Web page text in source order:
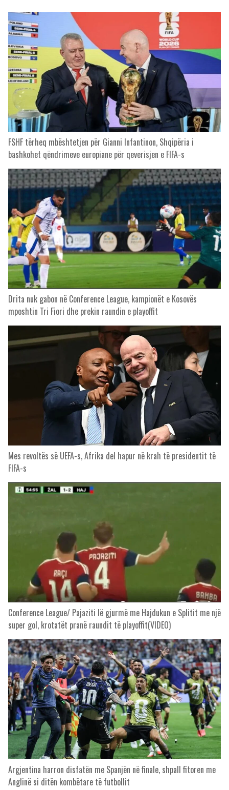
FSHF tërheq mbështetjen për Gianni Infantinon, Shqipëria i
bashkohet qëndrimeve europiane për qeverisjen e FIFA-s
Drita nuk gabon në Conference League, kampionët e Kosovës
mposhtin Tri Fiori dhe prekin raundin e playoffit
Mes revoltës së UEFA-s, Afrika del hapur në krah të presidentit të
FIFA-s
Conference League/ Pajaziti lë gjurmë me Hajdukun e Splitit me një
super gol, krotatët pranë raundit të playoffit(VIDEO)
Argjentina harron disfatën me Spanjën në finale, shpall fitoren me
Anglinë si ditën kombëtare të futbollit